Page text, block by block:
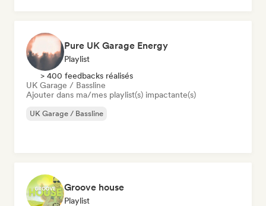
Pure UK Garage Energy
Playlist
> 400 feedbacks réalisés
UK Garage / Bassline
Ajouter dans ma/mes playlist(s) impactante(s)
UK Garage / Bassline
Groove house
Playlist